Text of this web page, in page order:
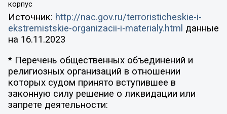
корпус
Источник: http://nac.gov.ru/terroristicheskie-i-
ekstremistskie-organizacii-i-materialy.html данные
на 16.11.2023
* Перечень общественных объединений и
религиозных организаций в отношении
которых судом принято вступившее в
законную силу решение о ликвидации или
запрете деятельности: